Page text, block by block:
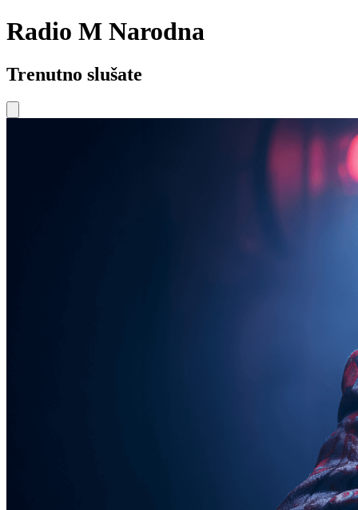
Radio M Narodna
Trenutno slušate